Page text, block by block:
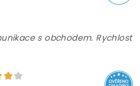
s obchodem. Rychlost